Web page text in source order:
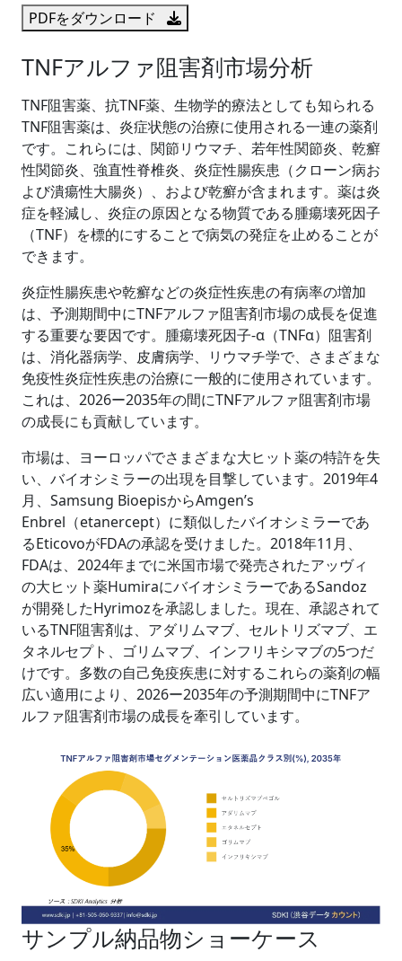
PDFをダウンロード
TNFアルファ阻害剤市場分析
TNF阻害薬、抗TNF薬、生物学的療法としても知られる
TNF阻害薬は、炎症状態の治療に使用される一連の薬剤
です。これらには、関節リウマチ、若年性関節炎、乾癬
性関節炎、強直性脊椎炎、炎症性腸疾患（クローン病お
よび潰瘍性大腸炎）、および乾癬が含まれます。薬は炎
症を軽減し、炎症の原因となる物質である腫瘍壊死因子
（TNF）を標的にすることで病気の発症を止めることが
できます。
炎症性腸疾患や乾癬などの炎症性疾患の有病率の増加
は、予測期間中にTNFアルファ阻害剤市場の成長を促進
する重要な要因です。腫瘍壊死因子-α（TNFα）阻害剤
は、消化器病学、皮膚病学、リウマチ学で、さまざまな
免疫性炎症性疾患の治療に一般的に使用されています。
これは、2026ー2035年の間にTNFアルファ阻害剤市場
の成長にも貢献しています。
市場は、ヨーロッパでさまざまな大ヒット薬の特許を失
い、バイオシミラーの出現を目撃しています。2019年4
月、Samsung BioepisからAmgen’s
Enbrel（etanercept）に類似したバイオシミラーであ
るEticovoがFDAの承認を受けました。2018年11月、
FDAは、2024年までに米国市場で発売されたアッヴィ
の大ヒット薬HumiraにバイオシミラーであるSandoz
が開発したHyrimozを承認しました。現在、承認されて
いるTNF阻害剤は、アダリムマブ、セルトリズマブ、エ
タネルセプト、ゴリムマブ、インフリキシマブの5つだ
けです。多数の自己免疫疾患に対するこれらの薬剤の幅
広い適用により、2026ー2035年の予測期間中にTNFア
ルファ阻害剤市場の成長を牽引しています。
サンプル納品物ショーケース